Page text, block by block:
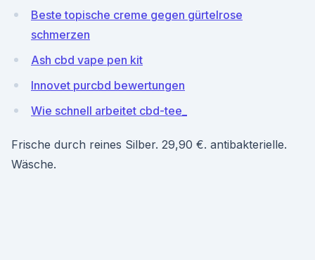
Beste topische creme gegen gürtelrose
schmerzen
Ash cbd vape pen kit
Innovet purcbd bewertungen
Wie schnell arbeitet cbd-tee_
Frische durch reines Silber. 29,90 €. antibakterielle.
Wäsche.